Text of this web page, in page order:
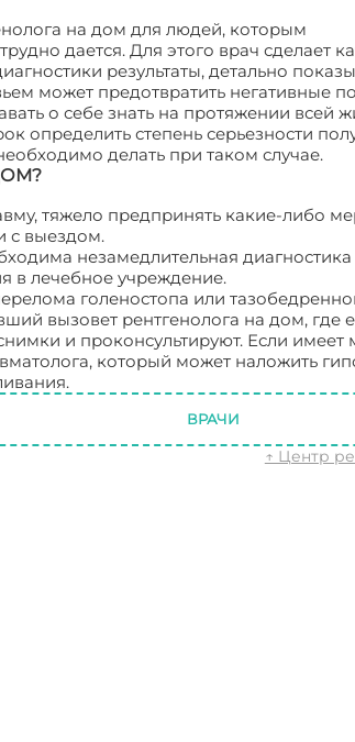
на дом для людей, которым
дается. Для этого врач сделает
результаты, детально
может предотвратить негативные
о себе знать на протяжении всей
определить степень серьезности
делать при таком случае.
тяжело предпринять какие-либо
с выездом.
незамедлительная диагностика
в лечебное учреждение.
голеностопа или
вызовет рентгенолога на дом, где
и проконсультируют. Если имеет
который может наложить
ВРАЧИ
↑ Центр